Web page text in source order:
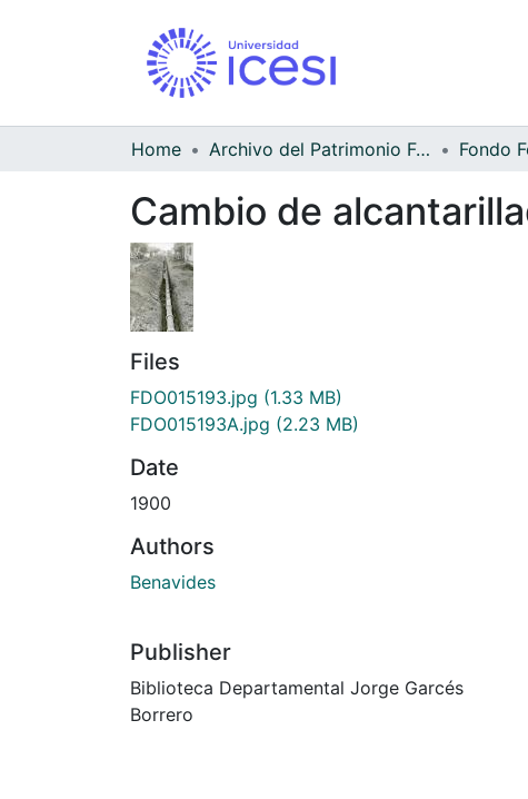
Home Archivo del Patrimonio Fotográfico y Fílmico del Valle del Cauca
Cambio de
Files
FDO015193.jpg (1.33 MB)
FDO015193A.jpg (2.23 MB)
Date
1900
Authors
Benavides
Publisher
Biblioteca Departamental Jorge Garcés
Borrero